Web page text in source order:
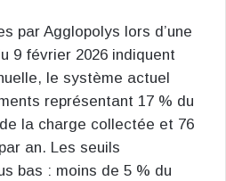
par Agglopolys lors d’une
9 février 2026 indiquent
le système actuel
représentant 17 % du
la charge collectée et 76
an. Les seuils
bas : moins de 5 % du